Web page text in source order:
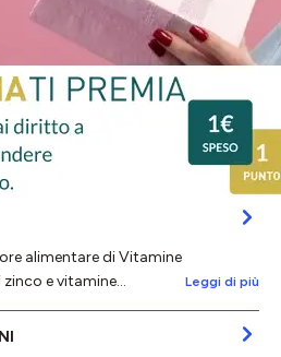
alimentare di Vitamine
e vitamine…
Leggi di più